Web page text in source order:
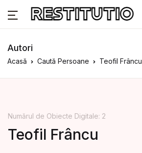
Autori
Acasă Caută Persoane Teofil Frâncu
Numărul de Obiecte Digitale: 2
Teofil Frâncu